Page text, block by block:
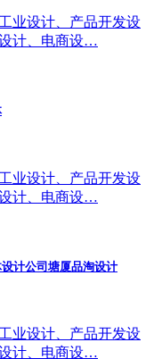
业设计、产品开发设
计、电商设…
业设计、产品开发设
计、电商设…
计公司塘厦品淘设计
业设计、产品开发设
计、电商设…